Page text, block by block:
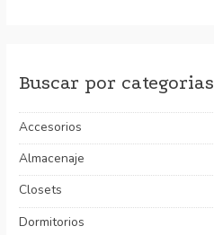
Buscar por categorias
Accesorios
Almacenaje
Closets
Dormitorios